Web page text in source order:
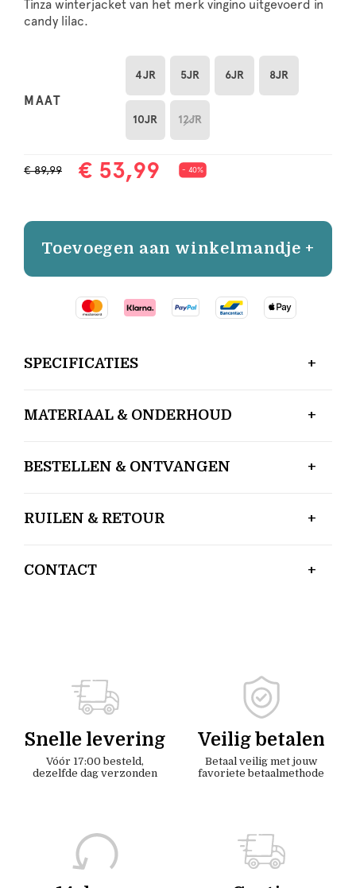
Tinza winterjacket van het merk vingino uitgevoerd in
candy lilac.
MAAT
4JR 5JR 6JR 8JR
10JR 12JR
€ 89,99 € 53,99 - 40%
Toevoegen aan winkelmandje +
SPECIFICATIES
MATERIAAL & ONDERHOUD
BESTELLEN & ONTVANGEN
RUILEN & RETOUR
CONTACT
Snelle levering
Vóór 17:00 besteld,
dezelfde dag verzonden
Veilig betalen
Betaal veilig met jouw
favoriete betaalmethode